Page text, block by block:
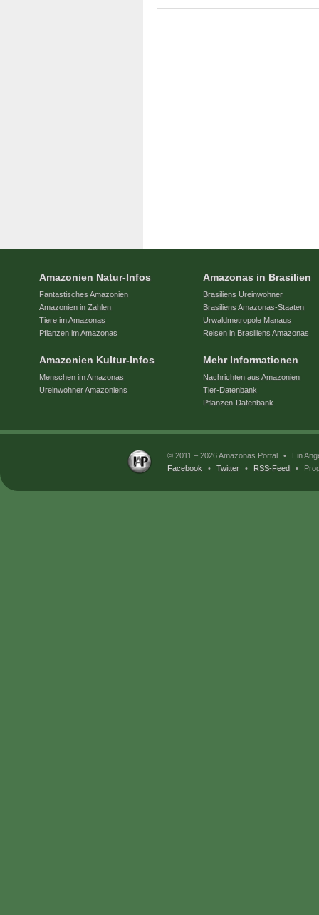
Amazonien Natur-Infos
Fantastisches Amazonien
Amazonien in Zahlen
Tiere im Amazonas
Pflanzen im Amazonas
Amazonien Kultur-Infos
Menschen im Amazonas
Ureinwohner Amazoniens
Amazonas in Brasilien
Brasiliens Ureinwohner
Brasiliens Amazonas-Staaten
Urwaldmetropole Manaus
Reisen in Brasiliens Amazonas
Mehr Informationen
Nachrichten aus Amazonien
Tier-Datenbank
Pflanzen-Datenbank
© 2011 – 2026 Amazonas Portal •
Ein
Facebook
• Twitter • RSS-Feed •